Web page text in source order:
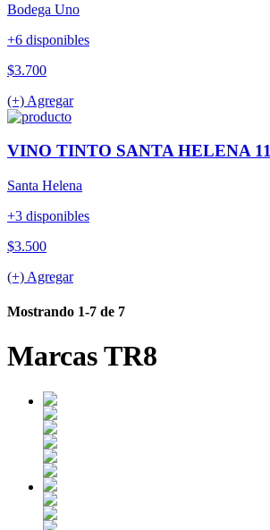
Bodega Uno
+6 disponibles
$3.700
(+) Agregar
VINO TINTO SANTA HELENA
Santa Helena
+3 disponibles
$3.500
(+) Agregar
Mostrando 1-7 de 7
Marcas TR8